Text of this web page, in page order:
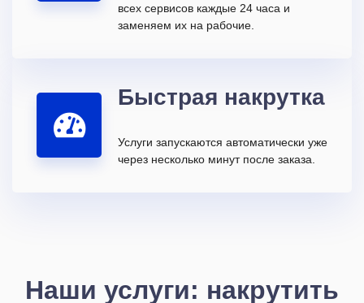
всех сервисов каждые 24 часа и
заменяем их на рабочие.
Быстрая накрутка
Услуги запускаются автоматически уже
через несколько минут после заказа.
Наши услуги: накрутить